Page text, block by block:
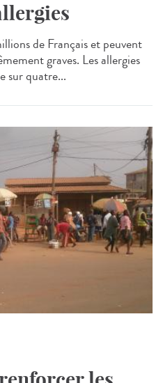
de Français et peuvent
graves. Les allergies
sur quatre...